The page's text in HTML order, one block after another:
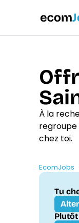
À la
regroupe
chez toi.
EcomJobs
Tu
Plutôt